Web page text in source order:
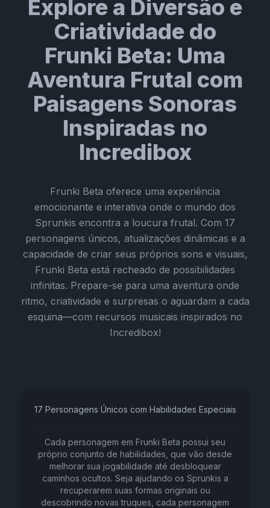
Explore a Diversão e
Criatividade do
Frunki Beta: Uma
Aventura Frutal com
Paisagens Sonoras
Inspiradas no
Incredibox
Frunki Beta oferece uma experiência
emocionante e interativa onde o mundo dos
Sprunkis encontra a loucura frutal. Com 17
personagens únicos, atualizações dinâmicas e a
capacidade de criar seus próprios sons e visuais,
Frunki Beta está recheado de possibilidades
infinitas. Prepare-se para uma aventura onde
ritmo, criatividade e surpresas o aguardam a cada
esquina—com recursos musicais inspirados no
Incredibox!
17 Personagens Únicos com Habilidades Especiais
Cada personagem em Frunki Beta possui seu
próprio conjunto de habilidades, que vão desde
melhorar sua jogabilidade até desbloquear
caminhos ocultos. Seja ajudando os Sprunkis a
recuperarem suas formas originais ou
descobrindo novas truques, cada personagem